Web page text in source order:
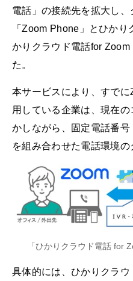
電話」の接続先を拡大し
「Zoom Phone」とひか
かりクラウド電話for
た。
本サービスにより、すで
用している企業は、現在
かしながら、固定電話番
を組み合わせた電話環境の
「ひかりクラウド電話 for
具体的には、ひかりクラウ